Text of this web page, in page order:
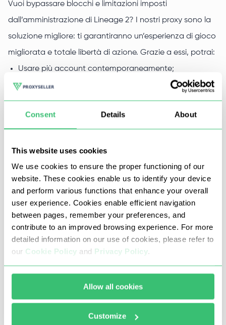
Consent Details About
This website uses cookies
We use cookies to ensure the proper functioning of our
website. These cookies enable us to identify your device
and perform various functions that enhance your overall
user experience. Cookies enable efficient navigation
between pages, remember your preferences, and
contribute to an improved browsing experience. For more
detailed information on our use of cookies, please refer to
our Cookie Policy and Privacy Policy.
Allow all cookies
Customize
Vuoi bypassare blocchi e limitazioni imposti
dall’amministrazione di Lineage 2? I nostri proxy sono la
soluzione migliore: ti garantiranno un’esperienza di gioco
migliorata e totale libertà di azione. Grazie a essi, potrai:
Usare più account contemporaneamente;
Progredire grazie a bot speciali;
Ottenere valuta del gioco e artefatti.
molto attenta! Inoltre, noleggiando un proxy potrai
bypassare le restrizioni regionali di Lineage. Con i nostri
indirizzi IP potrai giocare al tuo gioco preferito ovunque e
in qualsiasi momento, e nessuno potrà risalire alle tue
informazioni personali o alla tua posizione reale.
Proxy anonimi e affidabili per
Lineage 2